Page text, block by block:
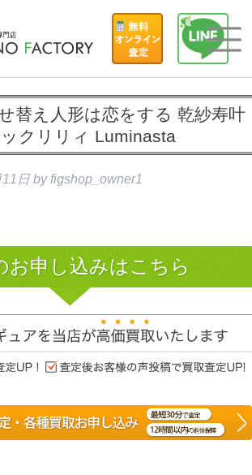
替え人形は恋をする 乾紗寿叶
クリリィ Luminasta
日 by figshop_owner1
お申し込みはこちら